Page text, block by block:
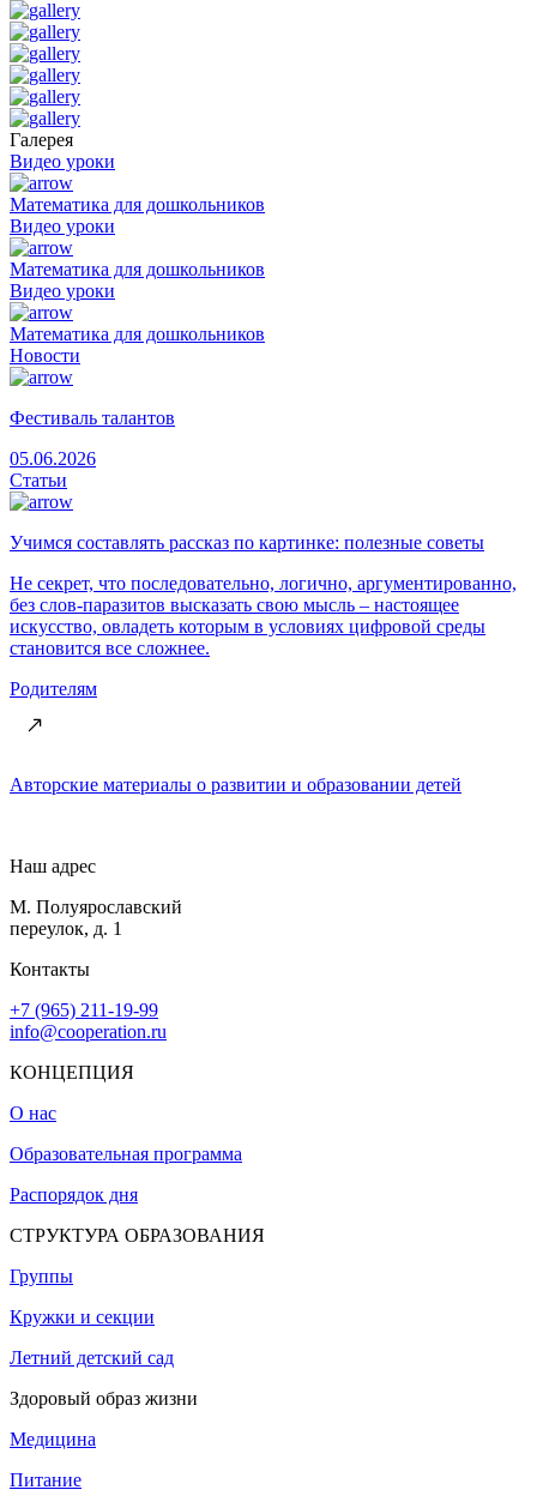
Галерея
Видео уроки
Математика для дошкольников
Видео уроки
Математика для дошкольников
Видео уроки
Математика для дошкольников
Новости
Фестиваль талантов
05.06.2026
Статьи
Учимся составлять рассказ по картинке: полезные советы
Не секрет, что последовательно, логично, аргументированно,
без слов-паразитов высказать свою мысль – настоящее
искусство, овладеть которым в условиях цифровой среды
становится все сложнее.
Родителям
Авторские материалы о развитии и образовании детей
Наш адрес
М. Полуярославский
переулок, д. 1
Контакты
+7 (965) 211-19-99
info@cooperation.ru
КОНЦЕПЦИЯ
О нас
Образовательная программа
Распорядок дня
СТРУКТУРА ОБРАЗОВАНИЯ
Группы
Кружки и секции
Летний детский сад
Здоровый образ жизни
Медицина
Питание